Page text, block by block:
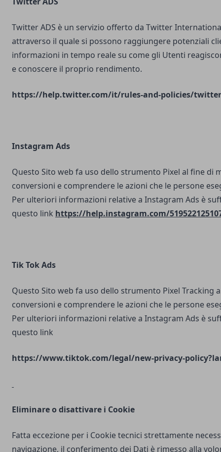
Twitter ADS è un servizio offerto da Twitter
attraverso il quale si possono raggiungere potenziali
informazioni in tempo reale su come gli Utenti
e conoscere il proprio rendimento.
https://help.twitter.com/it/rules-and-policies/
Instagram Ads
Questo Sito web fa uso dello strumento Pixel al fine di
conversioni e comprendere le azioni che le persone
Per ulteriori informazioni relative a Instagram Ads è
questo link https://help.instagram.com/
Tik Tok Ads
Questo Sito web fa uso dello strumento Pixel Tracking
conversioni e comprendere le azioni che le persone
Per ulteriori informazioni relative a Instagram Ads è
questo link
https://www.tiktok.com/legal/new-privacy-
Eliminare o disattivare i Cookie
Fatta eccezione per i Cookie tecnici strettamente
navigazione, il conferimento dei Dati è rimesso alla